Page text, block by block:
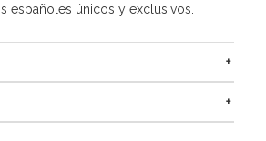
españoles únicos y exclusivos.